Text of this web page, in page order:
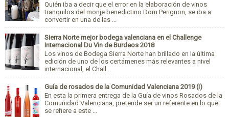
Quién iba a decir que el error en la elaboración de vinos
tranquilos del monje benedictino Dom Perignon, se iba a
convertir en una de las ...
Sierra Norte mejor bodega valenciana en el Challenge
Internacional Du Vin de Burdeos 2018
Los vinos de Bodega Sierra Norte han brillado en la última
edición de uno de los certámenes más relevantes a nivel
internacional, el Chall...
Guía de rosados de la Comunidad Valenciana 2019 (I)
En esta la primera entrega de la Guía de vinos Rosados de la
Comunidad Valenciana, pretende ser un referente en lo que
se refiere a este ...